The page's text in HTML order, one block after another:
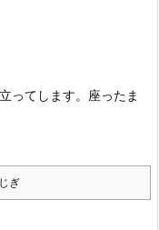
ってします。座ったま
ぎ